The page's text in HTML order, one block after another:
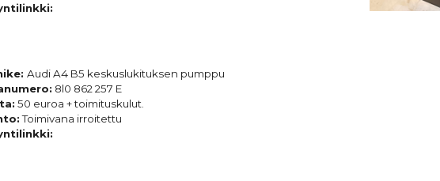
Audi A4 B5 keskuslukituksen pumppu
8l0 862 257 E
50 euroa + toimituskulut.
Toimivana irroitettu